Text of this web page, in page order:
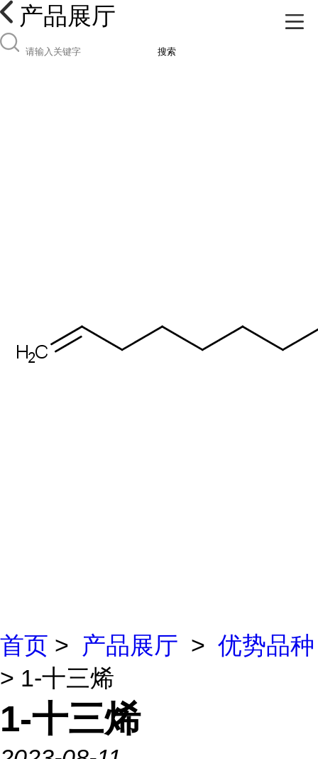
产品展厅
搜索
首页 > 产品展厅 > 优势品种
> 1-十三烯
1-十三烯